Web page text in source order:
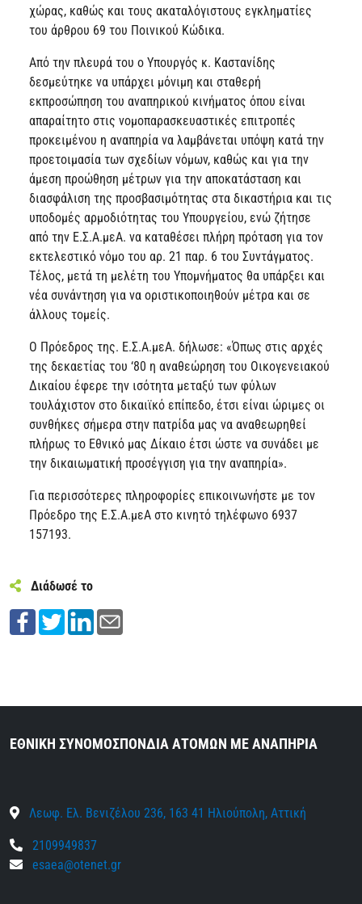
χώρας, καθώς και τους ακαταλόγιστους εγκληματίες
του άρθρου 69 του Ποινικού Κώδικα.
Από την πλευρά του ο Υπουργός κ. Καστανίδης
δεσμεύτηκε να υπάρχει μόνιμη και σταθερή
εκπροσώπηση του αναπηρικού κινήματος όπου είναι
απαραίτητο στις νομοπαρασκευαστικές επιτροπές
προκειμένου η αναπηρία να λαμβάνεται υπόψη κατά την
προετοιμασία των σχεδίων νόμων, καθώς και για την
άμεση προώθηση μέτρων για την αποκατάσταση και
διασφάλιση της προσβασιμότητας στα δικαστήρια και τις
υποδομές αρμοδιότητας του Υπουργείου, ενώ ζήτησε
από την Ε.Σ.Α.μεΑ. να καταθέσει πλήρη πρόταση για τον
εκτελεστικό νόμο του αρ. 21 παρ. 6 του Συντάγματος.
Τέλος, μετά τη μελέτη του Υπομνήματος θα υπάρξει και
νέα συνάντηση για να οριστικοποιηθούν μέτρα και σε
άλλους τομείς.
Ο Πρόεδρος της. Ε.Σ.Α.μεΑ. δήλωσε: «Όπως στις αρχές
της δεκαετίας του ‘80 η αναθεώρηση του Οικογενειακού
Δικαίου έφερε την ισότητα μεταξύ των φύλων
τουλάχιστον στο δικαιϊκό επίπεδο, έτσι είναι ώριμες οι
συνθήκες σήμερα στην πατρίδα μας να αναθεωρηθεί
πλήρως το Εθνικό μας Δίκαιο έτσι ώστε να συνάδει με
την δικαιωματική προσέγγιση για την αναπηρία».
Για περισσότερες πληροφορίες επικοινωνήστε με τον
Πρόεδρο της Ε.Σ.Α.μεΑ στο κινητό τηλέφωνο 6937
157193.
Διάδωσέ το
ΕΘΝΙΚΗ ΣΥΝΟΜΟΣΠΟΝΔΙΑ ΑΤΟΜΩΝ ΜΕ ΑΝΑΠΗΡΙΑ
Λεωφ. Ελ. Βενιζέλου 236, 163 41 Ηλιούπολη, Αττική
2109949837
esaea@otenet.gr